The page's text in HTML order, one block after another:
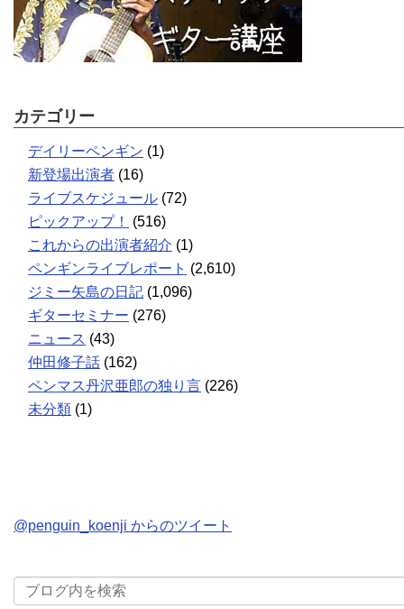
カテゴリー
デイリーペンギン (1)
新登場出演者 (16)
ライブスケジュール (72)
ピックアップ！
(516)
これからの出演者紹介 (1)
ペンギンライブレポート (2,610)
ジミー矢島の日記 (1,096)
ギターセミナー (276)
ニュース (43)
仲田修子話 (162)
ペンマス丹沢亜郎の独り言 (226)
未分類 (1)
@penguin_koenji からのツイート